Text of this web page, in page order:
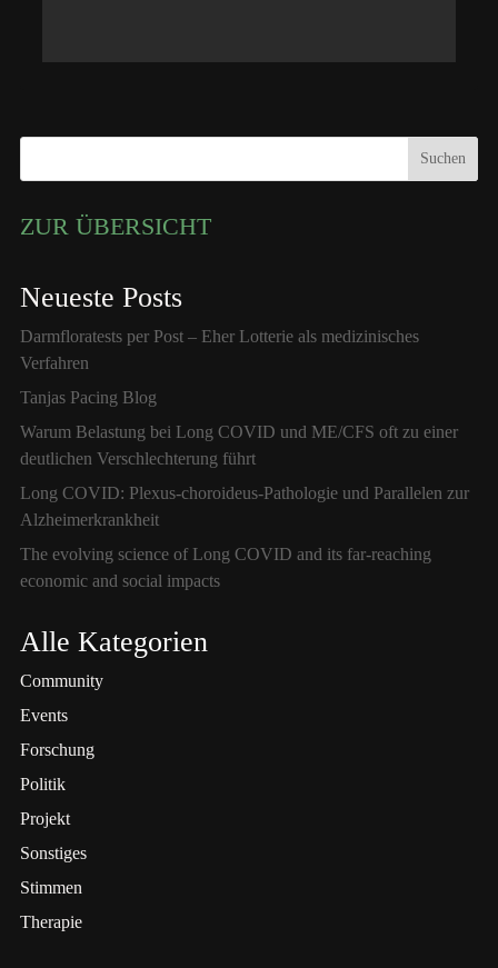
Suchen
ZUR ÜBERSICHT
Neueste Posts
Darmfloratests per Post – Eher Lotterie als medizinisches
Verfahren
Tanjas Pacing Blog
Warum Belastung bei Long COVID und ME/CFS oft zu einer
deutlichen Verschlechterung führt
Long COVID: Plexus-choroideus-Pathologie und Parallelen zur
Alzheimerkrankheit
The evolving science of Long COVID and its far-reaching
economic and social impacts
Alle Kategorien
Community
Events
Forschung
Politik
Projekt
Sonstiges
Stimmen
Therapie